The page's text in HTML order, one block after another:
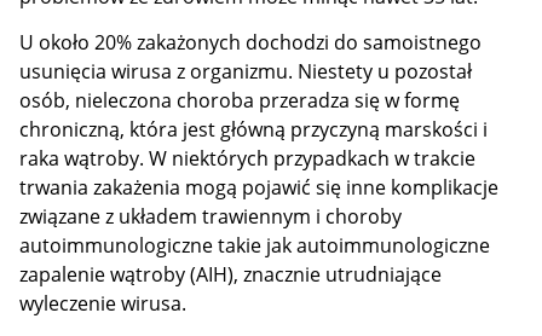
U około 20% zakażonych dochodzi do samoistnego
usunięcia wirusa z organizmu. Niestety u pozostał
osób, nieleczona choroba przeradza się w formę
chroniczną, która jest główną przyczyną marskości i
raka wątroby. W niektórych przypadkach w trakcie
trwania zakażenia mogą pojawić się inne komplikacje
związane z układem trawiennym i choroby
autoimmunologiczne takie jak autoimmunologiczne
zapalenie wątroby (AIH), znacznie utrudniające
wyleczenie wirusa.